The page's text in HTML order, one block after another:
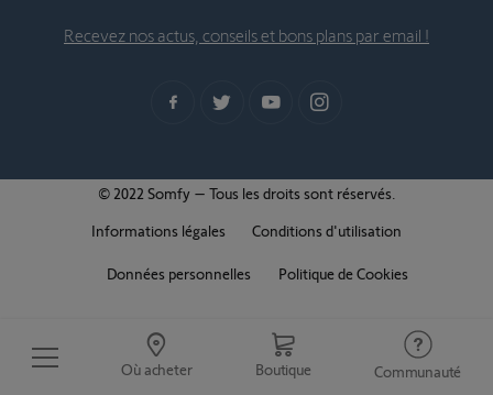
Où acheter Boutique Communauté
Recevez nos actus, conseils et bons plans par email !
© 2022 Somfy – Tous les droits sont réservés.
Informations légales
Conditions d'utilisation
Données personnelles Politique de Cookies